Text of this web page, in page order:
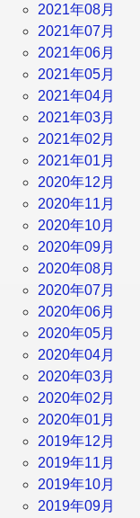
2021年08月
2021年07月
2021年06月
2021年05月
2021年04月
2021年03月
2021年02月
2021年01月
2020年12月
2020年11月
2020年10月
2020年09月
2020年08月
2020年07月
2020年06月
2020年05月
2020年04月
2020年03月
2020年02月
2020年01月
2019年12月
2019年11月
2019年10月
2019年09月